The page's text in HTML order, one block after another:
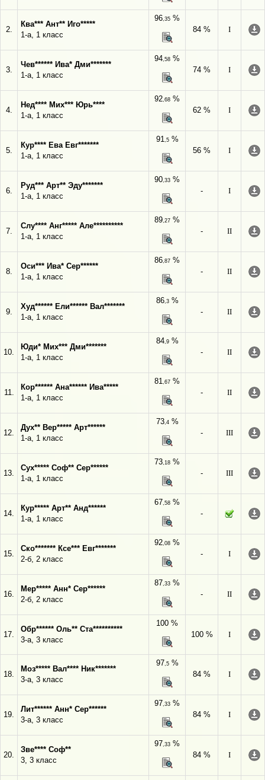
2.
Ква*** Ант** Иго*****
1-а, 1 класс
96,35 %
84 %
I
3.
Чев****** Ива* Дми*******
1-а, 1 класс
94,58 %
74 %
I
4.
Нед**** Мих*** Юрь****
1-а, 1 класс
92,68 %
62 %
I
5.
Кур**** Ева Евг*******
1-а, 1 класс
91,5%
56 %
I
6.
Руд*** Арт** Эду*******
1-а, 1 класс
90,33 %
-
I
7.
Слу**** Анг***** Але**********
1-а, 1 класс
89,27 %
-
II
8.
Оси*** Ива* Сер******
1-а, 1 класс
86,87 %
-
II
9.
Худ****** Ели****** Вал*******
1-а, 1 класс
86,3%
-
II
10.
Юди* Мих*** Дми*******
1-а, 1 класс
84,9%
-
II
11.
Кор****** Ана****** Ива*****
1-а, 1 класс
81,67 %
-
II
12.
Дух** Вер***** Арт******
1-а, 1 класс
73,4%
-
III
13.
Сух***** Соф** Сер******
1-а, 1 класс
73,18 %
-
III
14.
Кур***** Арт** Анд******
1-а, 1 класс
67,58 %
-
15.
Ско******* Ксе*** Евг*******
2-б, 2 класс
92,08 %
-
I
16.
Мер***** Анн* Сер******
2-б, 2 класс
87,33 %
-
II
17.
Обр****** Оль** Ста**********
3-а, 3 класс
100 %
100 %
I
18.
Моз***** Вал**** Ник*******
3-а, 3 класс
97,5%
84 %
I
19.
Лит****** Анн* Сер******
3-а, 3 класс
97,33 %
84 %
I
20.
Зве**** Соф**
3, 3 класс
97,33 %
84 %
I